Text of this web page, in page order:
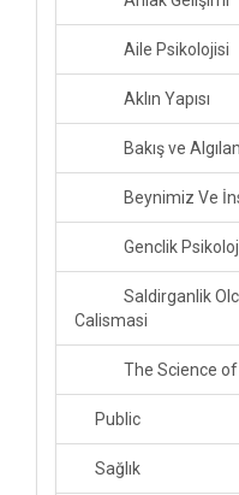
Aile Psikolojisi
Aklın Yapısı
Bakış ve
Beynimiz Ve
Genclik
Saldirganlik
Calismasi
The Science
Public
Sağlık